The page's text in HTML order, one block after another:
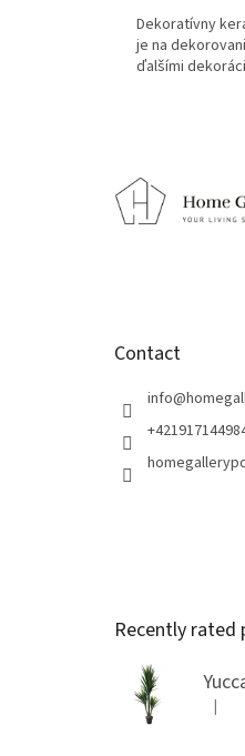
Dekoratívny
je na
ďalšími
Contact
info@
Recently rated
The
|